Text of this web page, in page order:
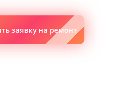
заявку на ремонт